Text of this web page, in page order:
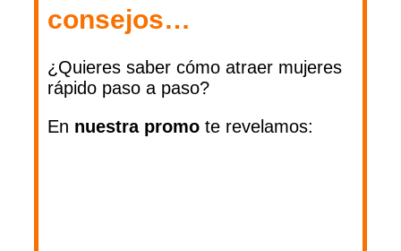
consejos…
¿Quieres saber cómo atraer mujeres
rápido paso a paso?
En nuestra promo te revelamos: